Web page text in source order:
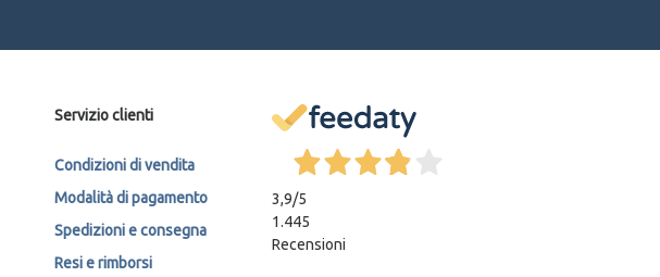
Servizio clienti
Condizioni di vendita
Modalità di pagamento
Spedizioni e consegna
Resi e rimborsi
3,9/5
1.445
Recensioni